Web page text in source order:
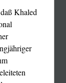
Khaled